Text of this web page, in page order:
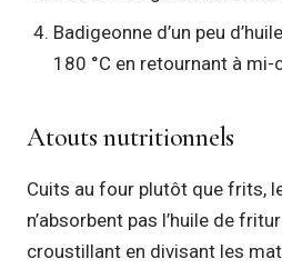
Badigeonne d’un peu
180 °C en retournant à mi-
Atouts nutritionnels
Cuits au four plutôt que frits,
n’absorbent pas l’huile de
croustillant en divisant les